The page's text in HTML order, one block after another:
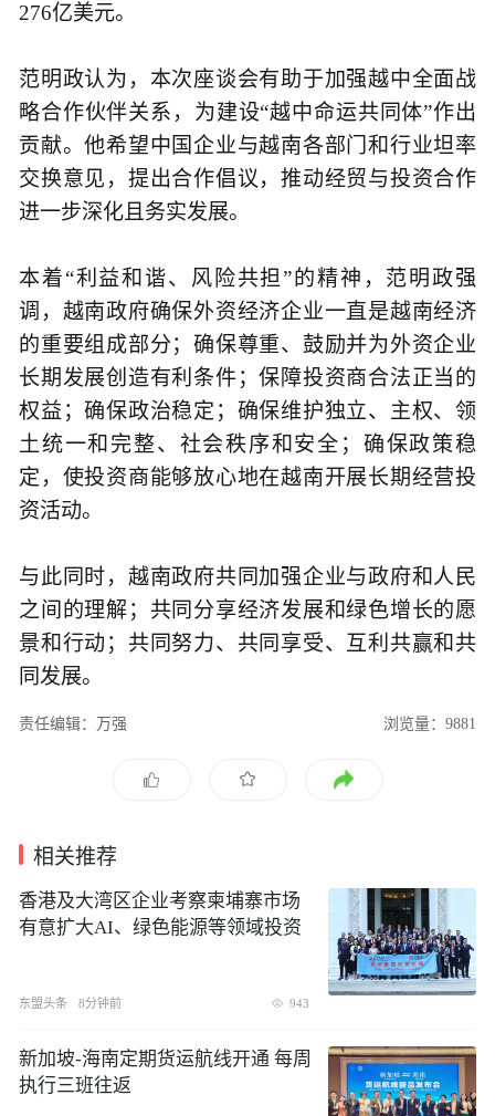
276亿美元。
范明政认为，本次座谈会有助于加强越中全面战
略合作伙伴关系，为建设“越中命运共同体”作出
贡献。他希望中国企业与越南各部门和行业坦率
交换意见，提出合作倡议，推动经贸与投资合作
进一步深化且务实发展。
本着“利益和谐、风险共担”的精神，范明政强
调，越南政府确保外资经济企业一直是越南经济
的重要组成部分；确保尊重、鼓励并为外资企业
长期发展创造有利条件；保障投资商合法正当的
权益；确保政治稳定；确保维护独立、主权、领
土统一和完整、社会秩序和安全；确保政策稳
定，使投资商能够放心地在越南开展长期经营投
资活动。
与此同时，越南政府共同加强企业与政府和人民
之间的理解；共同分享经济发展和绿色增长的愿
景和行动；共同努力、共同享受、互利共赢和共
同发展。
责任编辑：万强 浏览量：9881
相关推荐
香港及大湾区企业考察柬埔寨市场
有意扩大AI、绿色能源等领域投资
东盟头条 8分钟前 943
新加坡-海南定期货运航线开通 每周
执行三班往返